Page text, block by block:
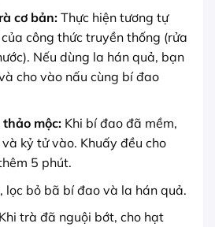
cơ bản:Thực hiện tương tự
công thức truyền thống (rửa
Nếu dùng la hán quả, bạn
cho vào nấu cùng bí đao
mộc:Khi bí đao đã mềm,
kỷ tử vào. Khuấy đều cho
5 phút.
bỏ bã bí đao và la hán quả.
trà đã nguội bớt, cho hạt